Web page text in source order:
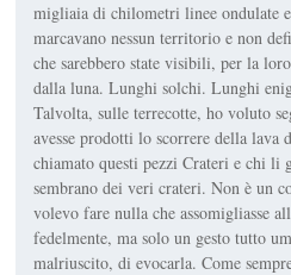
migliaia di chilometri linee ondulate
marcavano nessun territorio e non
che sarebbero state visibili, per la
dalla luna. Lunghi solchi. Lunghi
Talvolta, sulle terrecotte, ho voluto
avesse prodotti lo scorrere della
chiamato questi pezzi Crateri e chi li
sembrano dei veri crateri. Non è un
volevo fare nulla che assomigliasse
fedelmente, ma solo un gesto tutto
malriuscito, di evocarla. Come